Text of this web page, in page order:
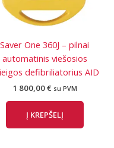
Saver One 360J – pilnai
automatinis viešosios
defibriliatorius AID
1 800,00€ su PVM
Į KREPŠELĮ